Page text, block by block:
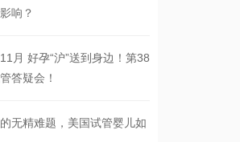
响？
月 好孕“沪”送到身边！第38
答疑会！
无精难题，美国试管婴儿如